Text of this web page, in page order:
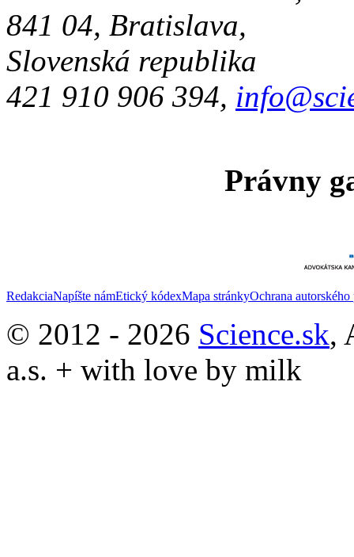
841 04, Bratislava,
Slovenská republika
421 910 906 394,
Právny
RedakciaNapíšte námEtický kódexMapa stránkyOchrana autorského
© 2012 - 2026 Science.sk,
a.s. + with love by milk